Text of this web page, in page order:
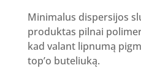
Minimalus dispersijos
produktas pilnai
kad valant lipnumą
top’o buteliuką.